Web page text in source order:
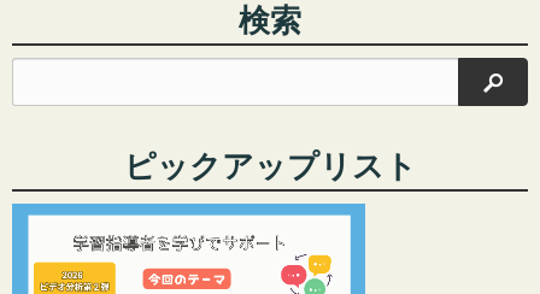
検索
検索
ピックアップリスト